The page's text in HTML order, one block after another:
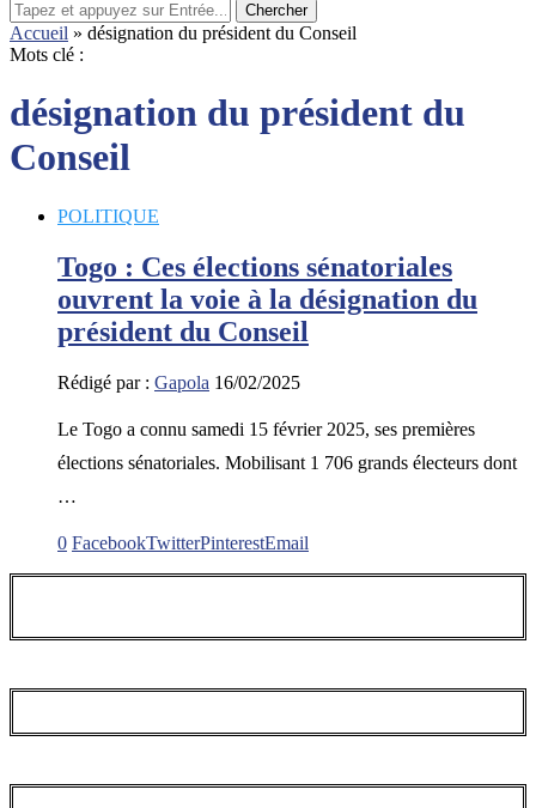
Chercher
Accueil » désignation du président du Conseil
Mots clé :
désignation du président du
Conseil
POLITIQUE
Togo : Ces élections sénatoriales
ouvrent la voie à la désignation du
président du Conseil
Rédigé par : Gapola 16/02/2025
Le Togo a connu samedi 15 février 2025, ses premières
élections sénatoriales. Mobilisant 1 706 grands électeurs dont
…
0 FacebookTwitterPinterestEmail